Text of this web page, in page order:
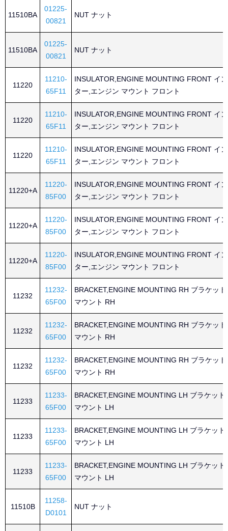
11510BA
01225-
00821
NUT ナット
11510BA
01225-
00821
NUT ナット
11220
11210-
65F11
INSULATOR,ENGINE MOUNTING FRONT イ
ター,エンジン マウント フロント
11220
11210-
65F11
INSULATOR,ENGINE MOUNTING FRONT イ
ター,エンジン マウント フロント
11220
11210-
65F11
INSULATOR,ENGINE MOUNTING FRONT イ
ター,エンジン マウント フロント
11220+A
11220-
85F00
INSULATOR,ENGINE MOUNTING FRONT イ
ター,エンジン マウント フロント
11220+A
11220-
85F00
INSULATOR,ENGINE MOUNTING FRONT イ
ター,エンジン マウント フロント
11220+A
11220-
85F00
INSULATOR,ENGINE MOUNTING FRONT イ
ター,エンジン マウント フロント
11232
11232-
65F00
BRACKET,ENGINE MOUNTING RH ブラケッ
マウント RH
11232
11232-
65F00
BRACKET,ENGINE MOUNTING RH ブラケッ
マウント RH
11232
11232-
65F00
BRACKET,ENGINE MOUNTING RH ブラケッ
マウント RH
11233
11233-
65F00
BRACKET,ENGINE MOUNTING LH ブラケット
マウント LH
11233
11233-
65F00
BRACKET,ENGINE MOUNTING LH ブラケット
マウント LH
11233
11233-
65F00
BRACKET,ENGINE MOUNTING LH ブラケット
マウント LH
11510B
11258-
D0101
NUT ナット